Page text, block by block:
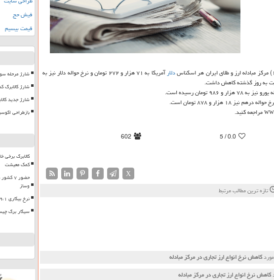
دلار
آمریکا به ۷۱ هزار و ۲۷۲ تومان و نرخ حواله دلار نیز به
به روز گذشته کاهش داشت.
0.0
/ 5
602
X
تازه ترین مطالب مرتبط
کاهش نرخ انواع ارز تجاری در مرکز مبادله
کاهش نرخ انواع ارز تجاری در مرکز مبادله
فیش حج
قیمت بیسیم
شارژ مرحله
شارژ کالابرگ
شارژ جدید
بازطراحی
کالابرگ برخی
کمک معیشت
حضور
وساز
نرخ بیکاری ۹،۱ درصد شد
سیگار برگ